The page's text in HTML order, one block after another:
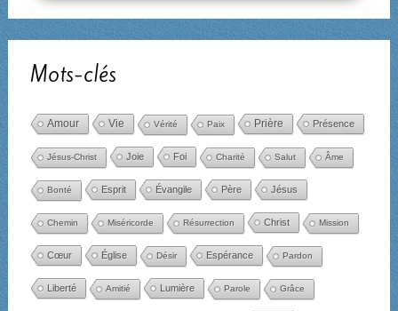
Mots-clés
Amour Vie Vérité Paix Prière Présence
Jésus-Christ Joie Foi Charité Salut Âme
Bonté Esprit Évangile Père Jésus
Chemin Miséricorde Résurrection Christ Mission
Cœur Église Désir Espérance Pardon
Liberté Amitié Lumière Parole Grâce